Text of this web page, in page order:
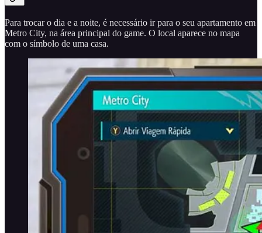
Para trocar o dia e a noite, é necessário ir para o seu apartamento em
Metro City, na área principal do game. O local aparece no mapa
com o símbolo de uma casa.